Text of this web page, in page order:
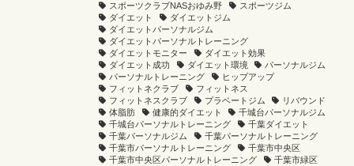
スポーツクラブNASおゆみ野
スポーツジム
ダイエット
ダイエットジム
ダイエットパーソナルジム
ダイエットパーソナルトレーニング
ダイエットモニター
ダイエット効果
ダイエット成功
ダイエット環境
パーソナルジム
パーソナルトレーニング
ヒップアップ
フィットネクラブ
フィットネス
フィットネスクラブ
プラベートジム
リバウンド
体脂肪
健康的ダイエット
千城台パーソナルジム
千城台パーソナルトレーニング
千葉ダイエット
千葉パーソナルジム
千葉パーソナルトレーニング
千葉市パーソナルトレーニング
千葉市中央区
千葉市中央区パーソナルトレーニング
千葉市緑区